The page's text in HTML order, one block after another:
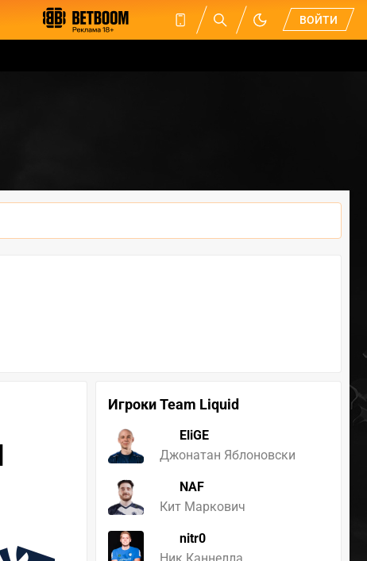
ВОЙТИ
Игроки Team Liquid
EliGE
Джонатан Яблоновски
NAF
Кит Маркович
nitr0